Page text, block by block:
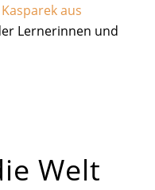
aus
Lernerinnen und
Welt